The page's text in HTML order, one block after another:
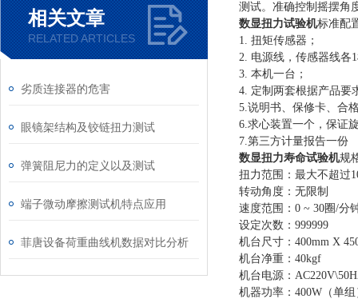
相关文章
RELATED ARTICLES
劣质连接器的危害
眼镜架结构及铰链扭力测试
弹簧阻尼力的定义以及测试
端子微动摩擦测试机特点应用
菲唐设备荷重曲线机数据对比分析
测试。准确控制摇摆角
数显扭力试验机标准配
1. 扭矩传感器 ；
2. 电源线，传感器线各
3. 本机一台 ；
4. 定制两套根据产品要
5.说明书、保修卡、合
6.求心装置一个，保证
7.第三方计量报告一份
数显扭力寿命试验机规
扭力范围：最大不超过
转动角度：无限制
速度范围： 0 ~ 30圈/分
设定次数： 999999
机台尺寸： 400mm X
机台净重： 40kgf
机台电源： AC220V
机器功率： 400W（单组